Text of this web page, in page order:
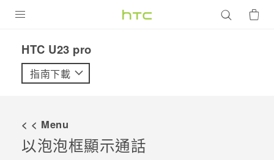
VIVE
HTC U23 pro‎
指南下載
< < Menu
以泡泡框顯示通話